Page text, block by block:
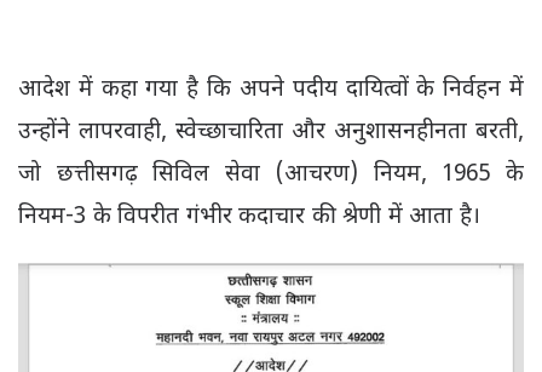
आदेश में कहा गया है कि अपने पदीय दायित्वों के निर्वहन में
उन्होंने लापरवाही, स्वेच्छाचारिता और अनुशासनहीनता बरती,
जो छत्तीसगढ़ सिविल सेवा (आचरण) नियम, 1965 के
नियम-3 के विपरीत गंभीर कदाचार की श्रेणी में आता है।